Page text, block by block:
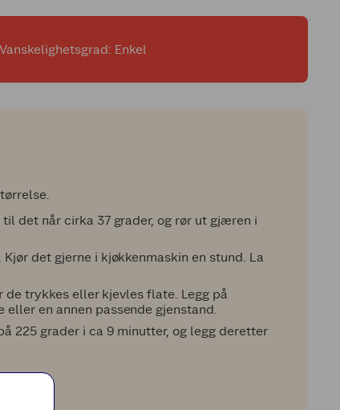
Vanskelighetsgrad: Enkel
det når cirka 37 grader, og rør ut gjæren i
det gjerne i kjøkkenmaskin en stund. La
de trykkes eller kjevles flate. Legg på
en annen passende gjenstand.
225 grader i ca 9 minutter, og legg deretter